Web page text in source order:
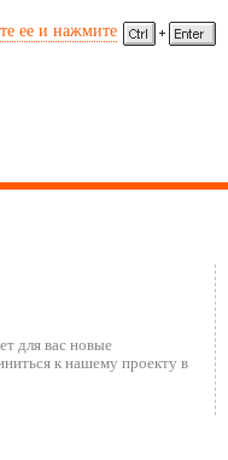
ее и нажмите
для вас новые
к нашему проекту в